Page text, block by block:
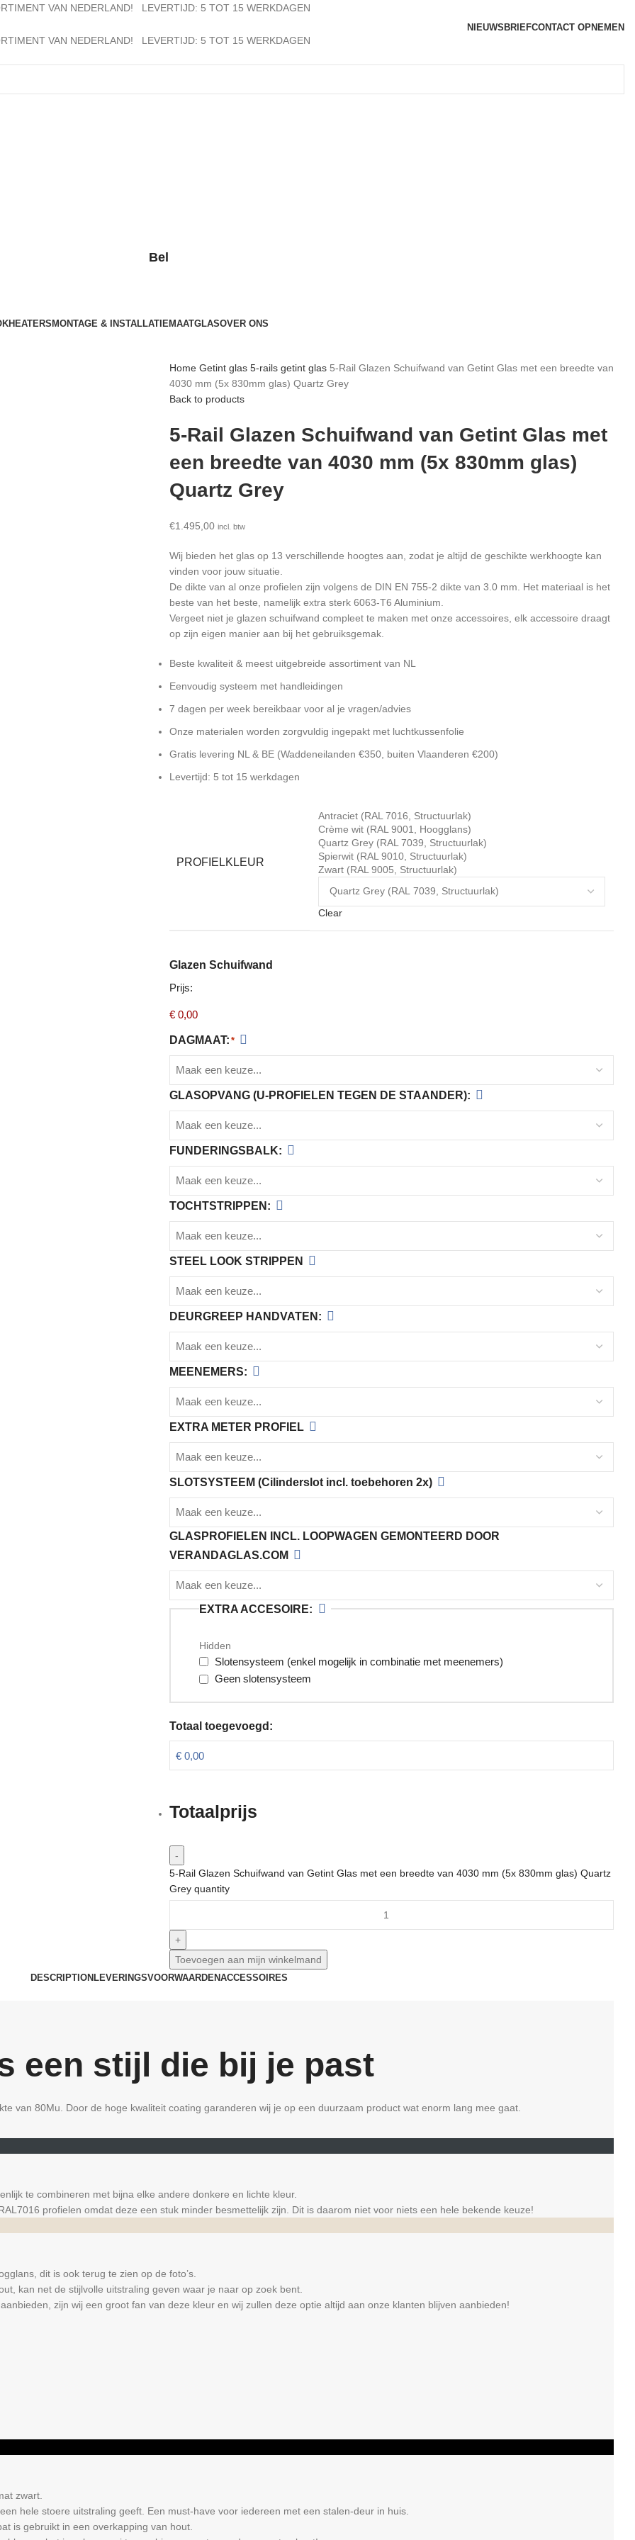
VAN NEDERLAND! LEVERTIJD: 5 TOT 15 WERKDAGEN
NIEUWSBRIEFCONTACT OPNEMEN
VAN NEDERLAND! LEVERTIJD: 5 TOT 15 WERKDAGEN
Bel
HEATERSMONTAGE & INSTALLATIEMAATGLASOVER ONS
Home Getint glas 5-rails getint glas 5-Rail Glazen Schuifwand van Getint Glas met een breedte van
4030 mm (5x 830mm glas) Quartz Grey
Back to products
5-Rail Glazen Schuifwand van Getint Glas met
een breedte van 4030 mm (5x 830mm glas)
Quartz Grey
€1.495,00 incl. btw
Wij bieden het glas op 13 verschillende hoogtes aan, zodat je altijd de geschikte werkhoogte kan
vinden voor jouw situatie.
De dikte van al onze profielen zijn volgens de DIN EN 755-2 dikte van 3.0 mm. Het materiaal is het
beste van het beste, namelijk extra sterk 6063-T6 Aluminium.
Vergeet niet je glazen schuifwand compleet te maken met onze accessoires, elk accessoire draagt
op zijn eigen manier aan bij het gebruiksgemak.
Beste kwaliteit & meest uitgebreide assortiment van NL
Eenvoudig systeem met handleidingen
7 dagen per week bereikbaar voor al je vragen/advies
Onze materialen worden zorgvuldig ingepakt met luchtkussenfolie
Gratis levering NL & BE (Waddeneilanden €350, buiten Vlaanderen €200)
Levertijd: 5 tot 15 werkdagen
PROFIELKLEUR
Antraciet (RAL 7016, Structuurlak)
Crème wit (RAL 9001, Hoogglans)
Quartz Grey (RAL 7039, Structuurlak)
Spierwit (RAL 9010, Structuurlak)
Zwart (RAL 9005, Structuurlak)
Clear
Glazen Schuifwand
Prijs:
DAGMAAT: *
GLASOPVANG (U-PROFIELEN TEGEN DE STAANDER):
FUNDERINGSBALK:
TOCHTSTRIPPEN:
STEEL LOOK STRIPPEN
DEURGREEP HANDVATEN:
MEENEMERS:
EXTRA METER PROFIEL
SLOTSYSTEEM (Cilinderslot incl. toebehoren 2x)
GLASPROFIELEN INCL. LOOPWAGEN GEMONTEERD DOOR
VERANDAGLAS.COM
Hidden
EXTRA ACCESOIRE:
Slotensysteem (enkel mogelijk in combinatie met meenemers)
Geen slotensysteem
Totaal toegevoegd:
Totaalprijs
5-Rail Glazen Schuifwand van Getint Glas met een breedte van 4030 mm (5x 830mm glas) Quartz
Grey quantity
Toevoegen aan mijn winkelmand
DESCRIPTION LEVERINGSVOORWAARDENACCESSOIRES
een stijl die bij je past
van 80Mu. Door de hoge kwaliteit coating garanderen wij je op een duurzaam product wat enorm lang mee gaat.
te combineren met bijna elke andere donkere en lichte kleur.
profielen omdat deze een stuk minder besmettelijk zijn. Dit is daarom niet voor niets een hele bekende keuze!
dit is ook terug te zien op de foto’s.
kan net de stijlvolle uitstraling geven waar je naar op zoek bent.
zijn wij een groot fan van deze kleur en wij zullen deze optie altijd aan onze klanten blijven aanbieden!
zwart.
hele stoere uitstraling geeft. Een must-have voor iedereen met een stalen-deur in huis.
is gebruikt in een overkapping van hout.